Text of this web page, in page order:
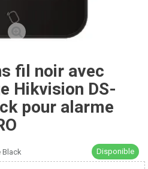
fil noir avec
Hikvision DS-
pour alarme
Black Disponible